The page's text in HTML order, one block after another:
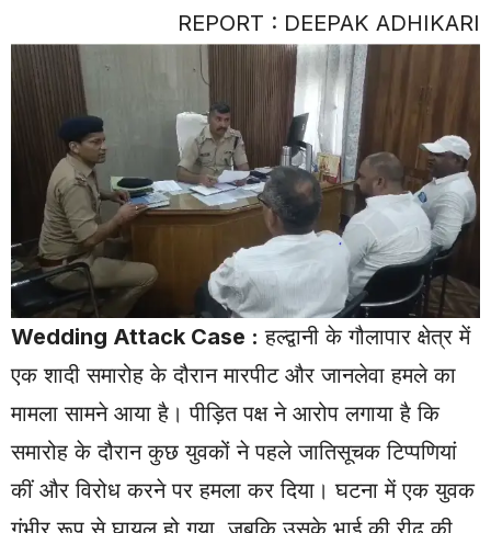
REPORT : DEEPAK ADHIKARI
Wedding Attack Case : हल्द्वानी के गौलापार क्षेत्र में
एक शादी समारोह के दौरान मारपीट और जानलेवा हमले का
मामला सामने आया है। पीड़ित पक्ष ने आरोप लगाया है कि
समारोह के दौरान कुछ युवकों ने पहले जातिसूचक टिप्पणियां
कीं और विरोध करने पर हमला कर दिया। घटना में एक युवक